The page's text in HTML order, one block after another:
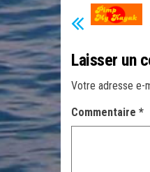
Laisser un
Votre adresse e-
Commentaire *